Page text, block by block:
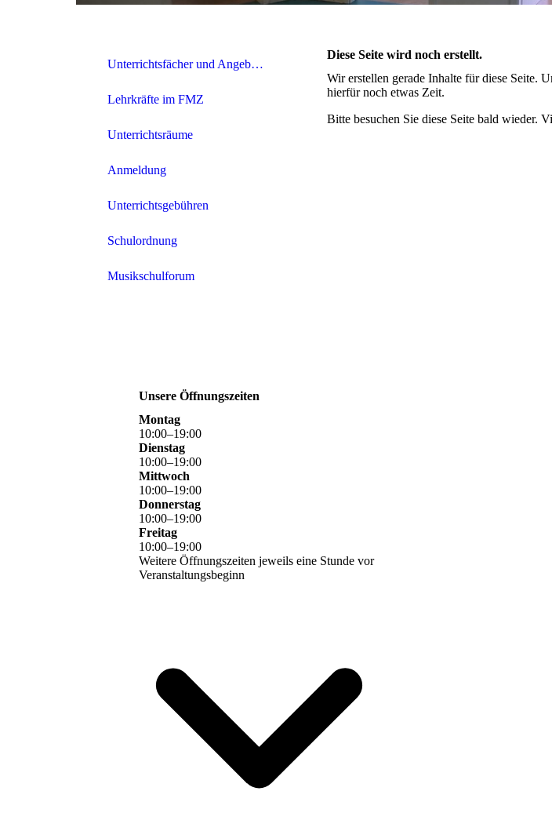
Unterrichtsfächer und Angebote
Lehrkräfte im FMZ
Unterrichtsräume
Anmeldung
Unterrichtsgebühren
Schulordnung
Musikschulforum
Diese Seite wird noch erstellt.
Wir erstellen gerade Inhalte für diese Seite.
hierfür noch etwas Zeit.
Bitte besuchen Sie diese Seite bald wieder.
Unsere Öffnungszeiten
Montag
10:00–19:00
Dienstag
10:00–19:00
Mittwoch
10:00–19:00
Donnerstag
10:00–19:00
Freitag
10:00–19:00
Weitere Öffnungszeiten jeweils eine Stunde vor
Veranstaltungsbeginn